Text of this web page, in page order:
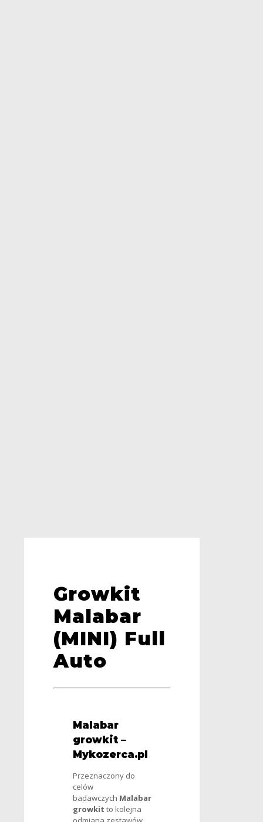
Growkit
Malabar
(MINI) Full
Auto
Malabar
growkit –
Mykozerca.pl
Przeznaczony do
celów
badawczych Malabar
growkit to kolejna